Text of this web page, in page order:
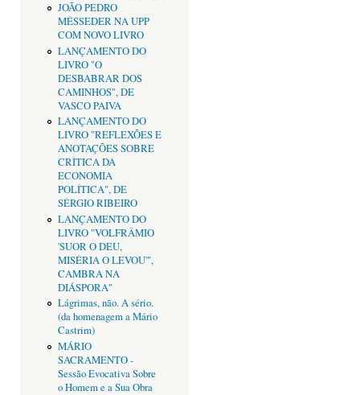
JOÃO PEDRO
MÉSSEDER NA UPP
COM NOVO LIVRO
LANÇAMENTO DO
LIVRO "O
DESBABRAR DOS
CAMINHOS", DE
VASCO PAIVA
LANÇAMENTO DO
LIVRO "REFLEXÕES E
ANOTAÇÕES SOBRE
CRÌTICA DA
ECONOMIA
POLÍTICA", DE
SÉRGIO RIBEIRO
LANÇAMENTO DO
LIVRO "VOLFRÂMIO
'SUOR O DEU,
MISÉRIA O LEVOU'",
CAMBRA NA
DIÁSPORA"
Lágrimas, não. A sério.
(da homenagem a Mário
Castrim)
MÁRIO
SACRAMENTO -
Sessão Evocativa Sobre
o Homem e a Sua Obra